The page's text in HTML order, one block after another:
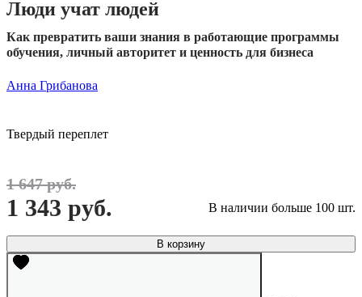
Люди учат людей
Как превратить ваши знания в работающие программы
обучения, личный авторитет и ценность для бизнеса
Анна Грибанова
Твердый переплет
1 647 руб.
1 343 руб. В наличии больше 100 шт.
В корзину